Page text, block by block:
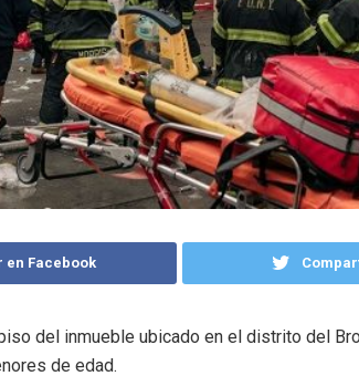
en Facebook
del inmueble ubicado en el distrito del
de edad.